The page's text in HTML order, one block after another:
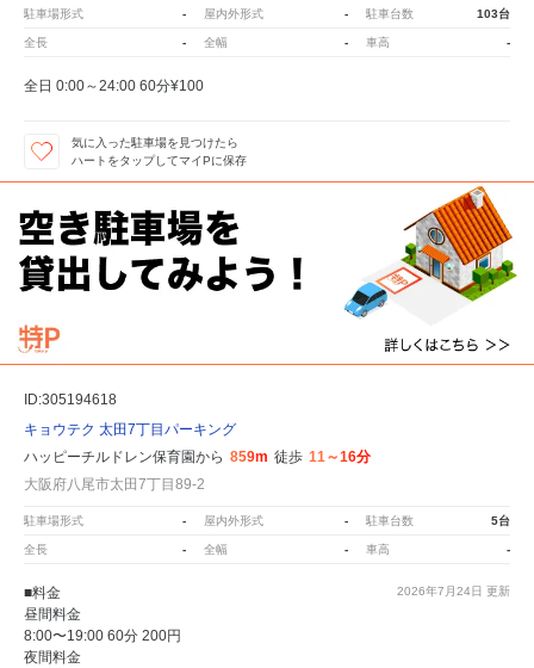
駐車場形式 - 屋内外形式 - 駐車台数 103台
全長 - 全幅 - 車高 -
全日 0:00～24:00 60分¥100
気に入った駐車場を見つけたら
ハートをタップしてマイPに保存
ID:305194618
キョウテク 太田7丁目パーキング
ハッピーチルドレン保育園から 859m 徒歩 11～16分
大阪府八尾市太田7丁目89-2
駐車場形式 - 屋内外形式 - 駐車台数 5台
全長 - 全幅 - 車高 -
2026年7月24日 更新
■料金
昼間料金
8:00〜19:00 60分 200円
夜間料金